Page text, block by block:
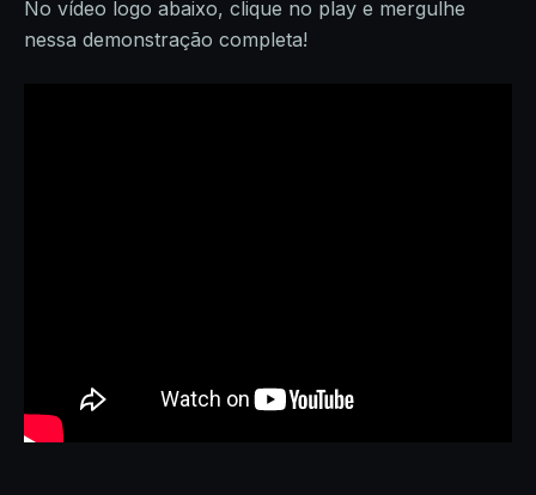
No vídeo logo abaixo, clique no play e mergulhe
nessa demonstração completa!